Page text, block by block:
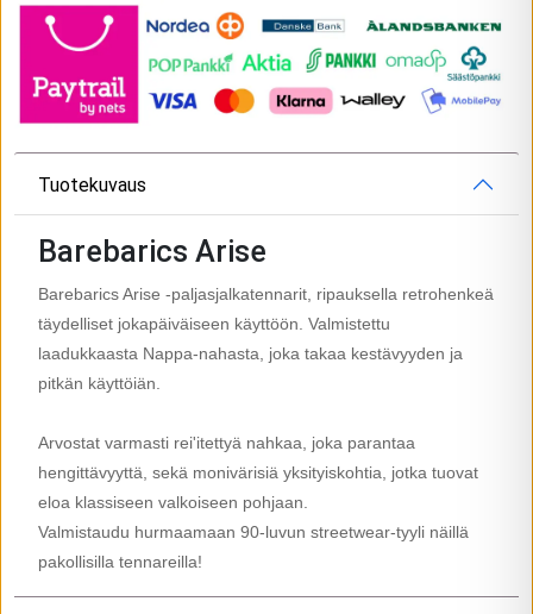
Tuotekuvaus
Barebarics Arise
Barebarics Arise -paljasjalkatennarit, ripauksella retrohenkeä
täydelliset jokapäiväiseen käyttöön. Valmistettu
laadukkaasta Nappa-nahasta, joka takaa kestävyyden ja
pitkän käyttöiän.
Arvostat varmasti rei'itettyä nahkaa, joka parantaa
hengittävyyttä, sekä monivärisiä yksityiskohtia, jotka tuovat
eloa klassiseen valkoiseen pohjaan.
Valmistaudu hurmaamaan 90-luvun streetwear-tyyli näillä
pakollisilla tennareilla!